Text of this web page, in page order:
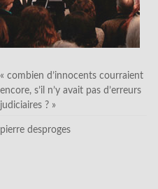
« combien d’innocents courraient
encore, s’il n’y avait pas d’erreurs
judiciaires ? »
pierre desproges